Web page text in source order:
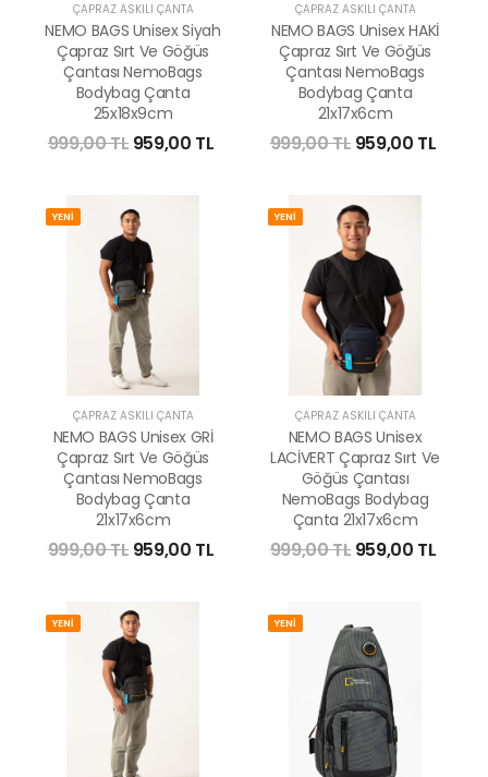
ÇAPRAZ ASKILI ÇANTA
NEMO BAGS Unisex Siyah
Çapraz Sırt Ve Göğüs
Çantası NemoBags
Bodybag Çanta
25x18x9cm
999,00 TL 959,00 TL
ÇAPRAZ ASKILI ÇANTA
NEMO BAGS Unisex HAKİ
Çapraz Sırt Ve Göğüs
Çantası NemoBags
Bodybag Çanta
21x17x6cm
999,00 TL 959,00 TL
YENİ
ÇAPRAZ ASKILI ÇANTA
NEMO BAGS Unisex GRİ
Çapraz Sırt Ve Göğüs
Çantası NemoBags
Bodybag Çanta
21x17x6cm
999,00 TL 959,00 TL
YENİ
ÇAPRAZ ASKILI ÇANTA
NEMO BAGS Unisex
LACİVERT Çapraz Sırt Ve
Göğüs Çantası
NemoBags Bodybag
Çanta 21x17x6cm
999,00 TL 959,00 TL
YENİ YENİ